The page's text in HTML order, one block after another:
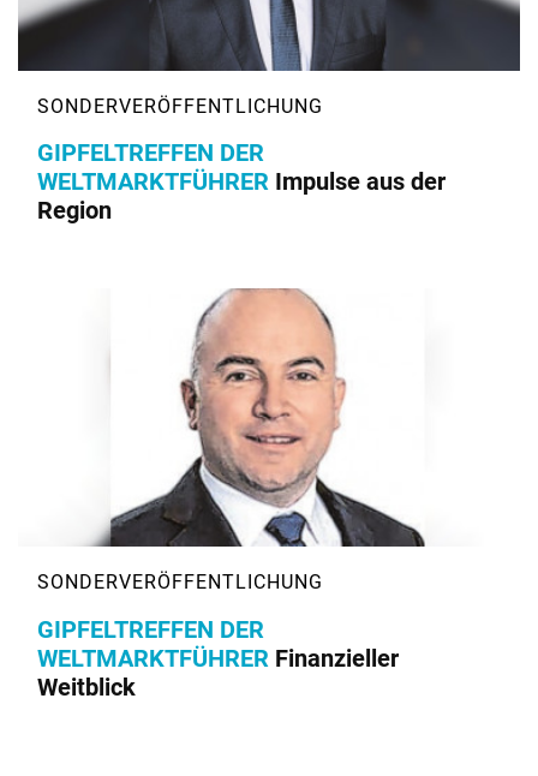
GIPFELTREFFEN DER
WELTMARKTFÜHRER Impulse aus der
Region
GIPFELTREFFEN DER
WELTMARKTFÜHRER Finanzieller
Weitblick